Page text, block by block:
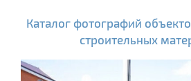
Каталог фотографий
строительных